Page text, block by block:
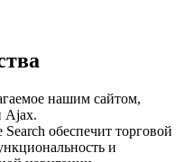
нашим сайтом,
Ajax.
обеспечит торговой
и